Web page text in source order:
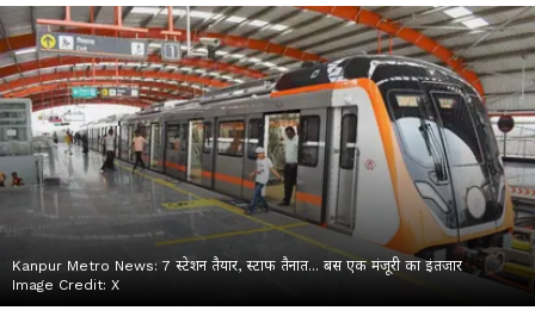
Kanpur Metro News: 7 स्टेशन तैयार, स्टाफ तैनात... बस एक मंजूरी का इंतजार
Image Credit: X